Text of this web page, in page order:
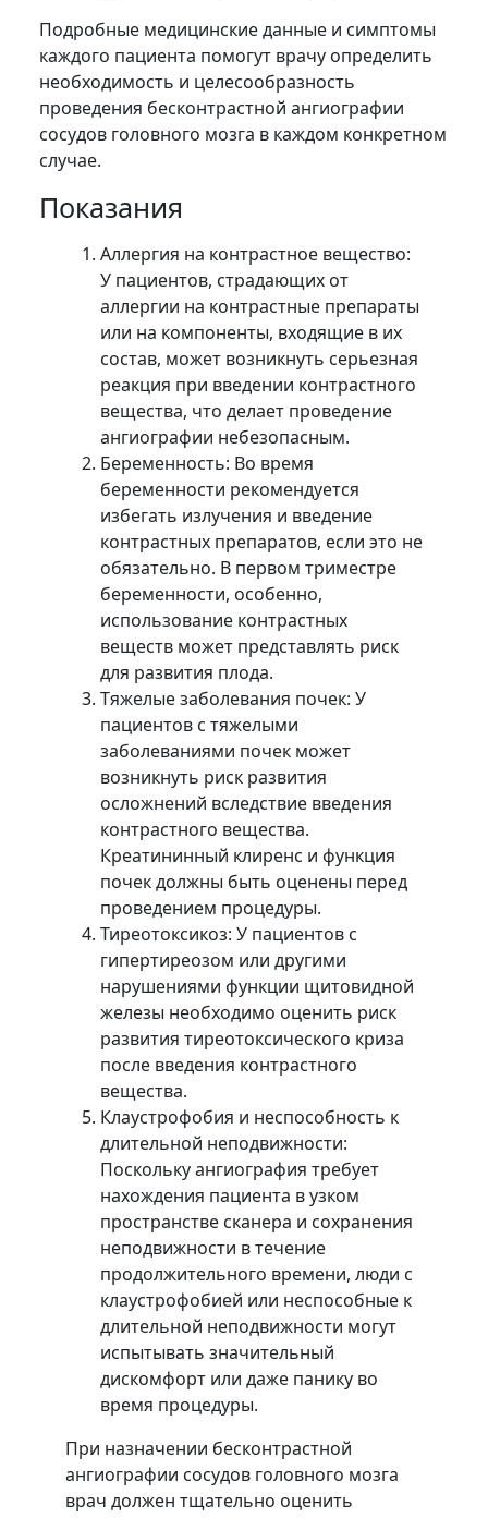
Подробные медицинские данные и симптомы
каждого пациента помогут врачу определить
необходимость и целесообразность
проведения бесконтрастной ангиографии
сосудов головного мозга в каждом конкретном
случае.
Показания
Аллергия на контрастное вещество:
У пациентов, страдающих от
аллергии на контрастные препараты
или на компоненты, входящие в их
состав, может возникнуть серьезная
реакция при введении контрастного
вещества, что делает проведение
ангиографии небезопасным.
Беременность: Во время
беременности рекомендуется
избегать излучения и введение
контрастных препаратов, если это не
обязательно. В первом триместре
беременности, особенно,
использование контрастных
веществ может представлять риск
для развития плода.
Тяжелые заболевания почек: У
пациентов с тяжелыми
заболеваниями почек может
возникнуть риск развития
осложнений вследствие введения
контрастного вещества.
Креатининный клиренс и функция
почек должны быть оценены перед
проведением процедуры.
Тиреотоксикоз: У пациентов с
гипертиреозом или другими
нарушениями функции щитовидной
железы необходимо оценить риск
развития тиреотоксического криза
после введения контрастного
вещества.
Клаустрофобия и неспособность к
длительной неподвижности:
Поскольку ангиография требует
нахождения пациента в узком
пространстве сканера и сохранения
неподвижности в течение
продолжительного времени, люди с
клаустрофобией или неспособные к
длительной неподвижности могут
испытывать значительный
дискомфорт или даже панику во
время процедуры.
При назначении бесконтрастной
ангиографии сосудов головного мозга
врач должен тщательно оценить